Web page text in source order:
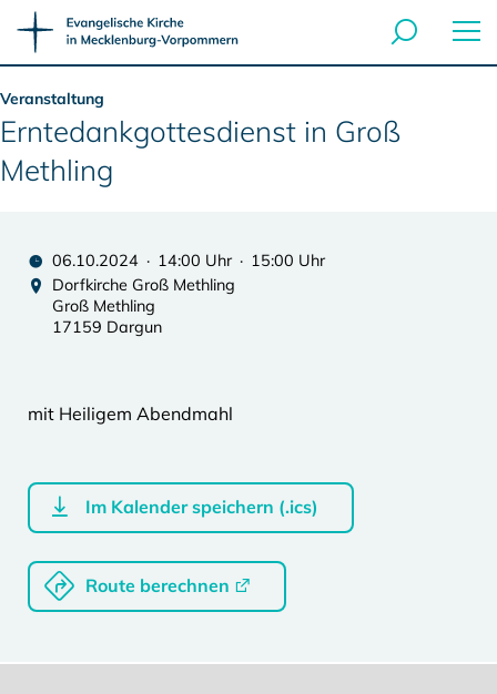
Veranstaltung
Erntedankgottesdienst in Groß
Methling
06.10.2024 · 14:00 Uhr · 15:00 Uhr
Dorfkirche Groß Methling
Groß Methling
17159 Dargun
mit Heiligem Abendmahl
Im Kalender speichern (.ics)
Route berechnen